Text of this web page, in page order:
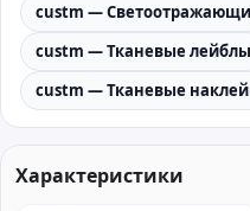
custm —
custm — Тканевые лейблы
custm — Тканевые
Характеристики